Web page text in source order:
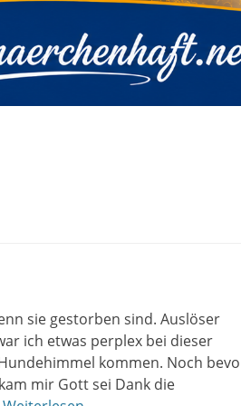
sie gestorben sind. Auslöser
ich etwas perplex bei dieser
kommen. Noch
mir Gott sei Dank die